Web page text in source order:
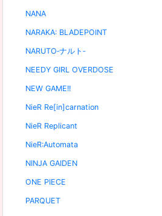
NANA
NARAKA: BLADEPOINT
NARUTO‐ナルト‐
NEEDY GIRL OVERDOSE
NEW GAME!!
NieR Re[in]carnation
NieR Replicant
NieR:Automata
NINJA GAIDEN
ONE PIECE
PARQUET